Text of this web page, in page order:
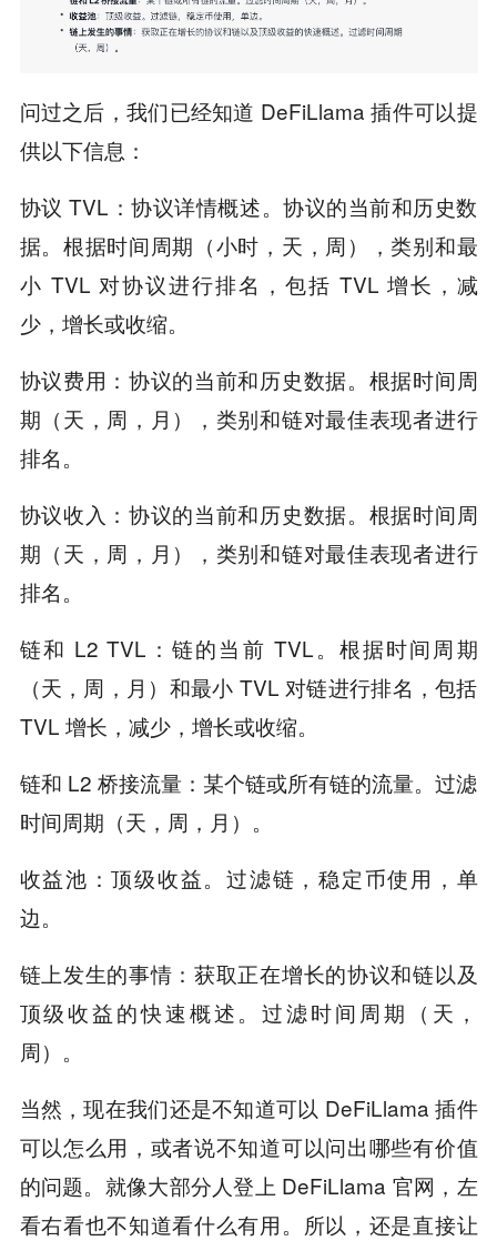
问过之后，我们已经知道 DeFiLlama 插件可以提
供以下信息：
协议 TVL：协议详情概述。协议的当前和历史数
据。根据时间周期（小时，天，周），类别和最
小 TVL 对协议进行排名，包括 TVL 增长，减
少，增长或收缩。
协议费用：协议的当前和历史数据。根据时间周
期（天，周，月），类别和链对最佳表现者进行
排名。
协议收入：协议的当前和历史数据。根据时间周
期（天，周，月），类别和链对最佳表现者进行
排名。
链和 L2 TVL：链的当前 TVL。根据时间周期
（天，周，月）和最小 TVL 对链进行排名，包括
TVL 增长，减少，增长或收缩。
链和 L2 桥接流量：某个链或所有链的流量。过滤
时间周期（天，周，月）。
收益池：顶级收益。过滤链，稳定币使用，单
边。
链上发生的事情：获取正在增长的协议和链以及
顶级收益的快速概述。过滤时间周期（天，
周）。
当然，现在我们还是不知道可以 DeFiLlama 插件
可以怎么用，或者说不知道可以问出哪些有价值
的问题。就像大部分人登上 DeFiLlama 官网，左
看右看也不知道看什么有用。所以，还是直接让